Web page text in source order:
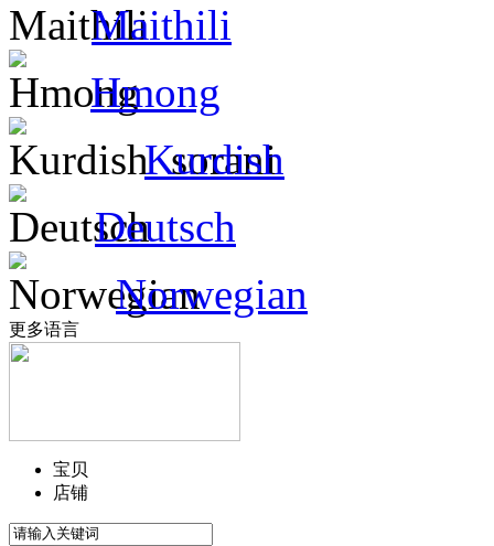
Maithili
Hmong
Kurdish
Deutsch
Norwegian
更多语言
宝贝
店铺